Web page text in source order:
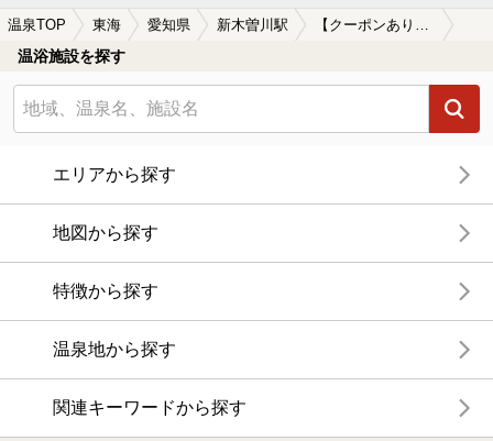
温泉TOP 東海 愛知県 新木曽川駅 【クーポンあり】切り傷に効能がある新木曽川駅近くの温泉、日帰り温泉、スーパー銭湯おすすめ
温浴施設を探す
エリアから探す
地図から探す
特徴から探す
温泉地から探す
関連キーワードから探す